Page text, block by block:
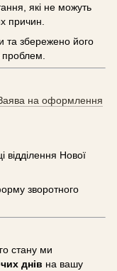
які не можуть
причин.
та збережено його
на оформлення
відділення Нової
зворотного
стану ми
днів на вашу